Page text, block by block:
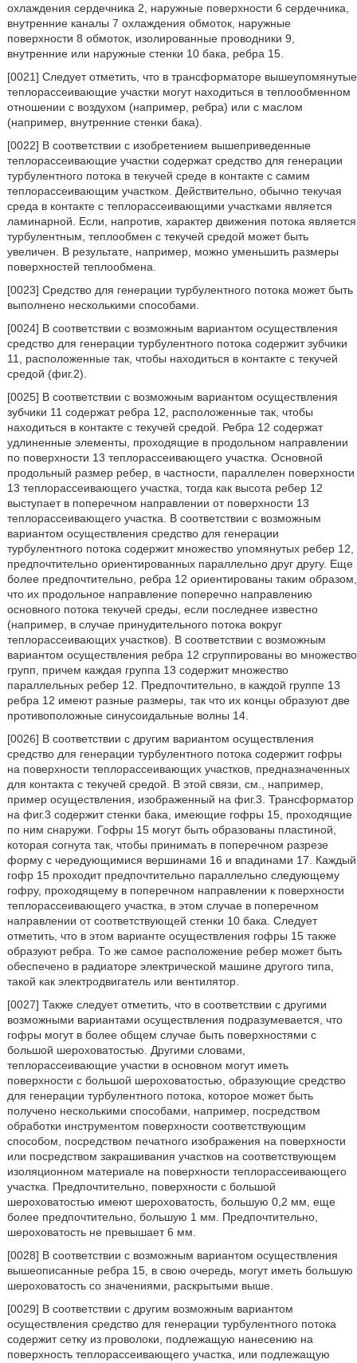
охлаждения сердечника 2, наружные поверхности 6 сердечника,
внутренние каналы 7 охлаждения обмоток, наружные
поверхности 8 обмоток, изолированные проводники 9,
внутренние или наружные стенки 10 бака, ребра 15.
[0021] Следует отметить, что в трансформаторе вышеупомянутые
теплорассеивающие участки могут находиться в теплообменном
отношении с воздухом (например, ребра) или с маслом
(например, внутренние стенки бака).
[0022] В соответствии с изобретением вышеприведенные
теплорассеивающие участки содержат средство для генерации
турбулентного потока в текучей среде в контакте с самим
теплорассеивающим участком. Действительно, обычно текучая
среда в контакте с теплорассеивающими участками является
ламинарной. Если, напротив, характер движения потока является
турбулентным, теплообмен с текучей средой может быть
увеличен. В результате, например, можно уменьшить размеры
поверхностей теплообмена.
[0023] Средство для генерации турбулентного потока может быть
выполнено несколькими способами.
[0024] В соответствии с возможным вариантом осуществления
средство для генерации турбулентного потока содержит зубчики
11, расположенные так, чтобы находиться в контакте с текучей
средой (фиг.2).
[0025] В соответствии с возможным вариантом осуществления
зубчики 11 содержат ребра 12, расположенные так, чтобы
находиться в контакте с текучей средой. Ребра 12 содержат
удлиненные элементы, проходящие в продольном направлении
по поверхности 13 теплорассеивающего участка. Основной
продольный размер ребер, в частности, параллелен поверхности
13 теплорассеивающего участка, тогда как высота ребер 12
выступает в поперечном направлении от поверхности 13
теплорассеивающего участка. В соответствии с возможным
вариантом осуществления средство для генерации
турбулентного потока содержит множество упомянутых ребер 12,
предпочтительно ориентированных параллельно друг другу. Еще
более предпочтительно, ребра 12 ориентированы таким образом,
что их продольное направление поперечно направлению
основного потока текучей среды, если последнее известно
(например, в случае принудительного потока вокруг
теплорассеивающих участков). В соответствии с возможным
вариантом осуществления ребра 12 сгруппированы во множество
групп, причем каждая группа 13 содержит множество
параллельных ребер 12. Предпочтительно, в каждой группе 13
ребра 12 имеют разные размеры, так что их концы образуют две
противоположные синусоидальные волны 14.
[0026] В соответствии с другим вариантом осуществления
средство для генерации турбулентного потока содержит гофры
на поверхности теплорассеивающих участков, предназначенных
для контакта с текучей средой. В этой связи, см., например,
пример осуществления, изображенный на фиг.3. Трансформатор
на фиг.3 содержит стенки бака, имеющие гофры 15, проходящие
по ним снаружи. Гофры 15 могут быть образованы пластиной,
которая согнута так, чтобы принимать в поперечном разрезе
форму с чередующимися вершинами 16 и впадинами 17. Каждый
гофр 15 проходит предпочтительно параллельно следующему
гофру, проходящему в поперечном направлении к поверхности
теплорассеивающего участка, в этом случае в поперечном
направлении от соответствующей стенки 10 бака. Следует
отметить, что в этом варианте осуществления гофры 15 также
образуют ребра. То же самое расположение ребер может быть
обеспечено в радиаторе электрической машине другого типа,
такой как электродвигатель или вентилятор.
[0027] Также следует отметить, что в соответствии с другими
возможными вариантами осуществления подразумевается, что
гофры могут в более общем случае быть поверхностями с
большой шероховатостью. Другими словами,
теплорассеивающие участки в основном могут иметь
поверхности с большой шероховатостью, образующие средство
для генерации турбулентного потока, которое может быть
получено несколькими способами, например, посредством
обработки инструментом поверхности соответствующим
способом, посредством печатного изображения на поверхности
или посредством закрашивания участков на соответствующем
изоляционном материале на поверхности теплорассеивающего
участка. Предпочтительно, поверхности с большой
шероховатостью имеют шероховатость, большую 0,2 мм, еще
более предпочтительно, большую 1 мм. Предпочтительно,
шероховатость не превышает 6 мм.
[0028] В соответствии с возможным вариантом осуществления
вышеописанные ребра 15, в свою очередь, могут иметь большую
шероховатость со значениями, раскрытыми выше.
[0029] В соответствии с другим возможным вариантом
осуществления средство для генерации турбулентного потока
содержит сетку из проволоки, подлежащую нанесению на
поверхность теплорассеивающего участка, или подлежащую